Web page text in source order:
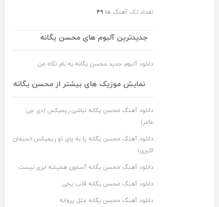
تعداد تک آهنگ ها ۴۹
جدیدترین آلبوم های محسن یگانه
دانلود آلبوم جدید محسن یگانه به نام نگاه من
نمایش موزیک های بیشتر از محسن یگانه
دانلود آهنگ محسن یگانه نباشی ریمیکس (دی جی
عامر)
دانلود آهنگ محسن یگانه پا به پای تو ریمیکس (سبحان
اکبری)
دانلود آهنگ محسن یگانه آسمون همیشه ابری نیست
دانلود آهنگ محسن یگانه قلب یخی
دانلود آهنگ محسن یگانه مثل پروانه